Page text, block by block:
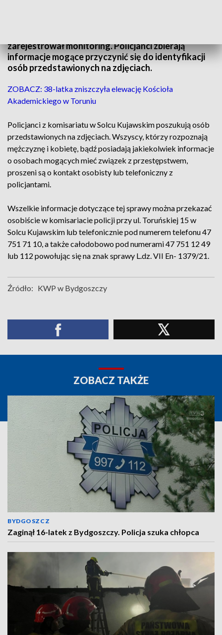
zarejestrował monitoring. Policjanci zbierają
informacje mogące przyczynić się do identyfikacji
osób przedstawionych na zdjęciach.
ZOBACZ: 38-latka zniszczyła elewację Kościoła
Akademickiego w Toruniu
Policjanci z komisariatu w Solcu Kujawskim poszukują osób
przedstawionych na zdjęciach. Wszyscy, którzy rozpoznają
mężczyznę i kobietę, bądź posiadają jakiekolwiek informacje
o osobach mogących mieć związek z przestępstwem,
proszeni są o kontakt osobisty lub telefoniczny z
policjantami.
Wszelkie informacje dotyczące tej sprawy można przekazać
osobiście w komisariacie policji przy ul. Toruńskiej 15 w
Solcu Kujawskim lub telefonicznie pod numerem telefonu 47
751 71 10, a także całodobowo pod numerami 47 751 12 49
lub 112 powołując się na znak sprawy L.dz. VII En- 1379/21.
Źródło: KWP w Bydgoszczy
ZOBACZ TAKŻE
BYDGOSZCZ
Zaginął 16-latek z Bydgoszczy. Policja szuka chłopca